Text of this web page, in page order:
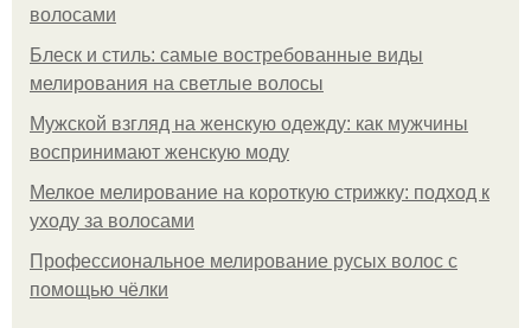
волосами
Блеск и стиль: самые востребованные виды
мелирования на светлые волосы
Мужской взгляд на женскую одежду: как мужчины
воспринимают женскую моду
Мелкое мелирование на короткую стрижку: подход к
уходу за волосами
Профессиональное мелирование русых волос с
помощью чёлки